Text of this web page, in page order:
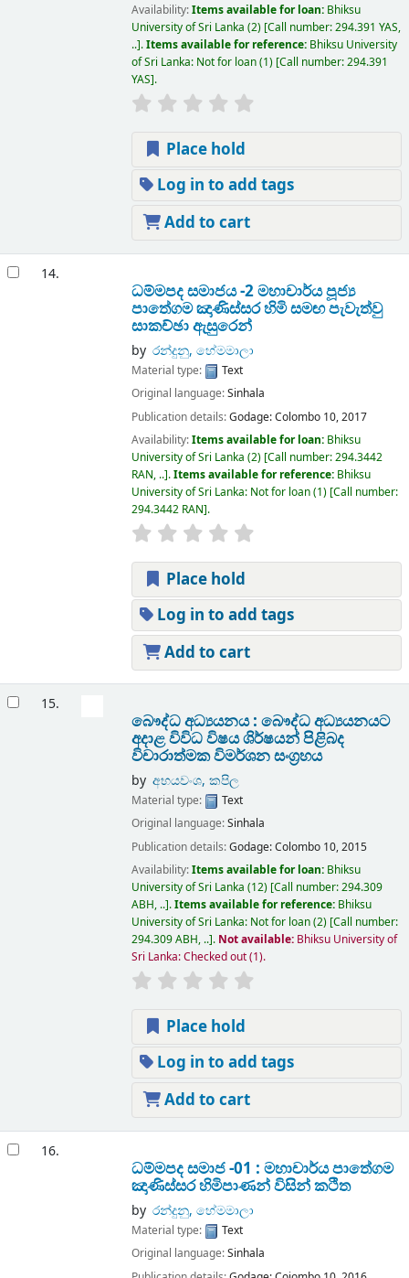
Availability:Items available for loan: Bhiksu
University of Sri Lanka (2) Call number:294.391 YAS,
.. .Items available for reference: Bhiksu University
of Sri Lanka: Not for loan(1) Call number:294.391
YAS .
Place hold
Log in to add tags
Add to cart
14.
ධම්මපද සමාජය -2 මහාචාර්ය පූජ්‍ය
පාතේගම ඤාණිස්සර හිමි සමඟ පැවැත්වු
සාකච්ඡා ඇසුරෙන්
by රන්දුනු, හේමමාලා
Material type:
Text
Original language:Sinhala
Publication details:Godage:Colombo 10,2017
Availability:Items available for loan: Bhiksu
University of Sri Lanka (2) Call number:294.3442
RAN, .. .Items available for reference: Bhiksu
University of Sri Lanka: Not for loan(1) Call number:
294.3442 RAN .
Place hold
Log in to add tags
Add to cart
15.
බෞද්ධ අධ්‍යයනය : බෞද්ධ අධ්‍යයනයට
අදාළ විවිධ විෂය ශිර්ෂයන් පිළිබද
විචාරාත්මක විමර්ශන සංග්‍රහය
by අභයවංශ, කපිල
Material type:
Text
Original language:Sinhala
Publication details:Godage:Colombo 10,2015
Availability:Items available for loan: Bhiksu
University of Sri Lanka (12) Call number:294.309
ABH, .. .Items available for reference: Bhiksu
University of Sri Lanka: Not for loan(2) Call number:
294.309 ABH, .. . Not available: Bhiksu University of
Sri Lanka: Checked out(1).
Place hold
Log in to add tags
Add to cart
16.
ධම්මපද සමාජ -01 : මහාචාර්ය පාතේගම
ඤාණිස්සර හිමිපාණන් විසින් කථිත
by රන්දුනු, හේමමාලා
Material type:
Text
Original language:Sinhala